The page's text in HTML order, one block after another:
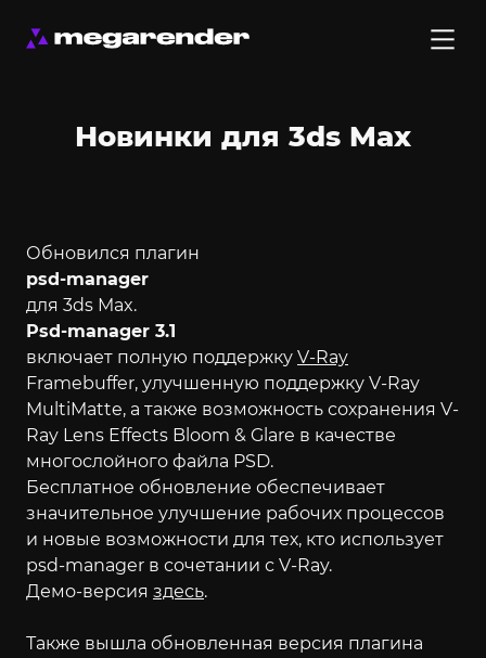
Новинки для 3ds Max
Обновился плагин
psd-manager
для 3ds Max.
Psd-manager 3.1
включает полную поддержку V-Ray
Framebuffer, улучшенную поддержку V-Ray
MultiMatte, а также возможность сохранения V-
Ray Lens Effects Bloom & Glare в качестве
многослойного файла PSD.
Бесплатное обновление обеспечивает
значительное улучшение рабочих процессов
и новые возможности для тех, кто использует
psd-manager в сочетании с V-Ray.
Демо-версия здесь.
Также вышла обновленная версия плагина